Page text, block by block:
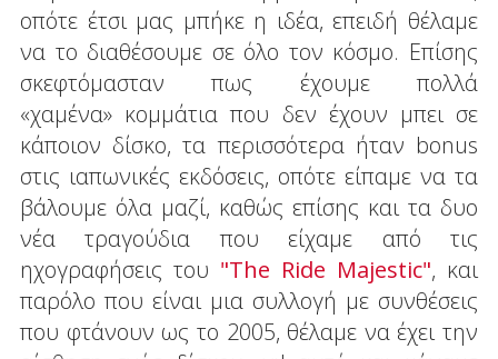
οπότε έτσι μας μπήκε η ιδέα, επειδή θέλαμε
να το διαθέσουμε σε όλο τον κόσμο. Επίσης
σκεφτόμασταν πως έχουμε πολλά
«χαμένα» κομμάτια που δεν έχουν μπει σε
κάποιον δίσκο, τα περισσότερα ήταν bonus
στις ιαπωνικές εκδόσεις, οπότε είπαμε να τα
βάλουμε όλα μαζί, καθώς επίσης και τα δυο
νέα τραγούδια που είχαμε από τις
ηχογραφήσεις του "The Ride Majestic", και
παρόλο που είναι μια συλλογή με συνθέσεις
που φτάνουν ως το 2005, θέλαμε να έχει την